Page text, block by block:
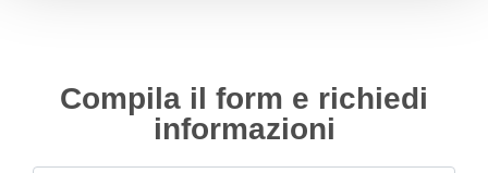
Compila il form e richiedi
informazioni